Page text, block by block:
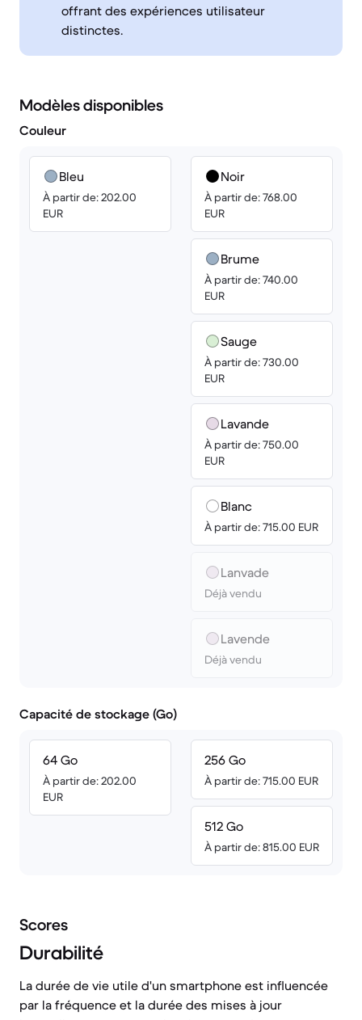
offrant des expériences utilisateur
distinctes.
Modèles disponibles
Couleur
Bleu
À partir de: 202.00
EUR
Noir
À partir de: 768.00
EUR
Brume
À partir de: 740.00
EUR
Sauge
À partir de: 730.00
EUR
Lavande
À partir de: 750.00
EUR
Blanc
À partir de: 715.00 EUR
Lanvade
Déjà vendu
Lavende
Déjà vendu
Capacité de stockage (Go)
64 Go
À partir de: 202.00
EUR
256 Go
À partir de: 715.00 EUR
512 Go
À partir de: 815.00 EUR
Scores
Durabilité
La durée de vie utile d'un smartphone est influencée
par la fréquence et la durée des mises à jour